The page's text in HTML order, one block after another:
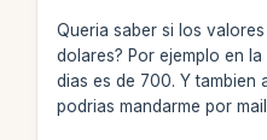
Queria saber si los
dolares? Por ejemplo en
dias es de 700. Y tambien
podrias mandarme por